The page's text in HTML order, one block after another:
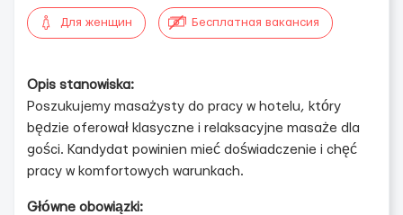
Для женщин Бесплатная вакансия
Opis stanowiska:
Poszukujemy masażysty do pracy w hotelu, który
będzie oferował klasyczne i relaksacyjne masaże dla
gości. Kandydat powinien mieć doświadczenie i chęć
pracy w komfortowych warunkach.
Główne obowiązki: